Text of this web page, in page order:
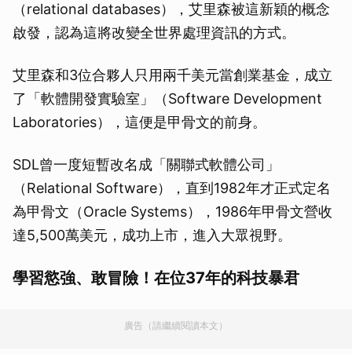
（relational databases），艾里森被這新穎的概念
啟發，認為這將改變全世界處理資訊的方式。
艾里森和3位合夥人只用兩千美元當創業基金，成立
了「軟體開發實驗室」（Software Development
Laboratories），這便是甲骨文的前身。
SDL曾一度短暫改名成「關聯式軟體公司」
（Relational Software），直到1982年才正式定名
為甲骨文（Oracle Systems），1986年甲骨文營收
達5,500萬美元，成功上市，進入大眾視野。
學習慾強、敢冒險！在位37年的科技暴君
廣告（請繼續閱讀本文）